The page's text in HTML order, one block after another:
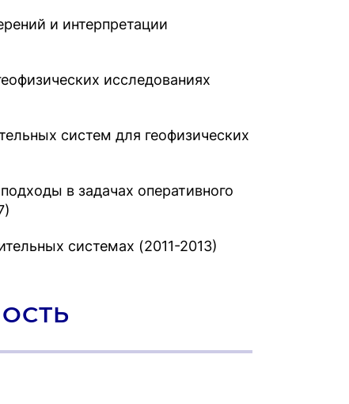
и интерпретации
исследованиях
систем для геофизических
в задачах оперативного
системах (2011-2013)